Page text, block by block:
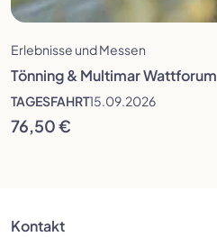
Erlebnisse und Messen
Tönning & Multimar Wattforum
TAGESFAHRT15.09.2026
76,50 €
Kontakt